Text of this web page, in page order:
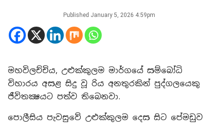
Published January 5, 2026 4:59pm
මහවිලච්චිය, උළුක්කුලම මාර්ගයේ සම්බෝධි
විහාරය අසළ සිදු වූ රිය අනතුරකින් පුද්ගලයෙකු
ජීවිතක්‍ෂයට පත්ව තිබෙනවා.
පොලීසිය පැවසුවේ උළුක්කුලම දෙස සිට පේමඩුව